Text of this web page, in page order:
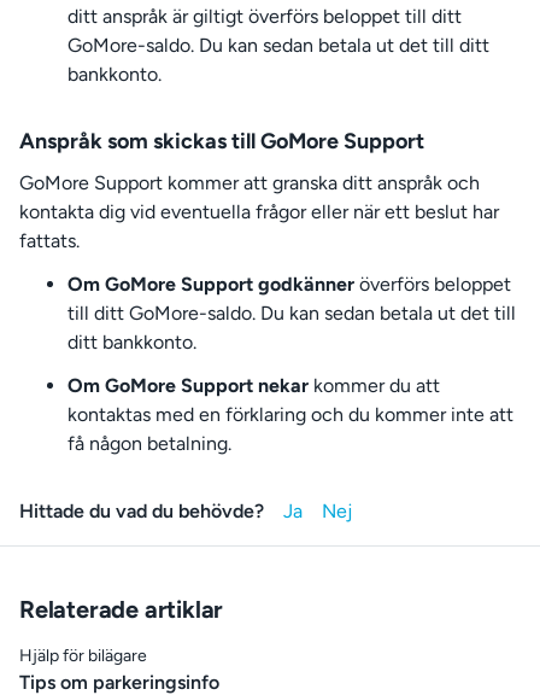
ditt anspråk är giltigt överförs beloppet till ditt
GoMore-saldo. Du kan sedan betala ut det till ditt
bankkonto.
Anspråk som skickas till GoMore Support
GoMore Support kommer att granska ditt anspråk och
kontakta dig vid eventuella frågor eller när ett beslut har
fattats.
Om GoMore Support godkänner överförs beloppet
till ditt GoMore-saldo. Du kan sedan betala ut det till
ditt bankkonto.
Om GoMore Support nekar kommer du att
kontaktas med en förklaring och du kommer inte att
få någon betalning.
Hittade du vad du behövde?
Relaterade artiklar
Hjälp för bilägare
Tips om parkeringsinfo